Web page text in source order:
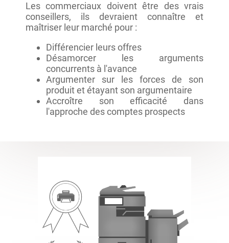
Les commerciaux doivent être des vrais
conseillers, ils devraient connaître et
maîtriser leur marché pour :
Différencier leurs offres
Désamorcer les arguments
concurrents à l'avance
Argumenter sur les forces de son
produit et étayant son argumentaire
Accroître son efficacité dans
l'approche des comptes prospects